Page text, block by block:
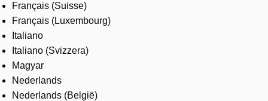
Français (Suisse)
Français (Luxembourg)
Italiano
Italiano (Svizzera)
Magyar
Nederlands
Nederlands (België)